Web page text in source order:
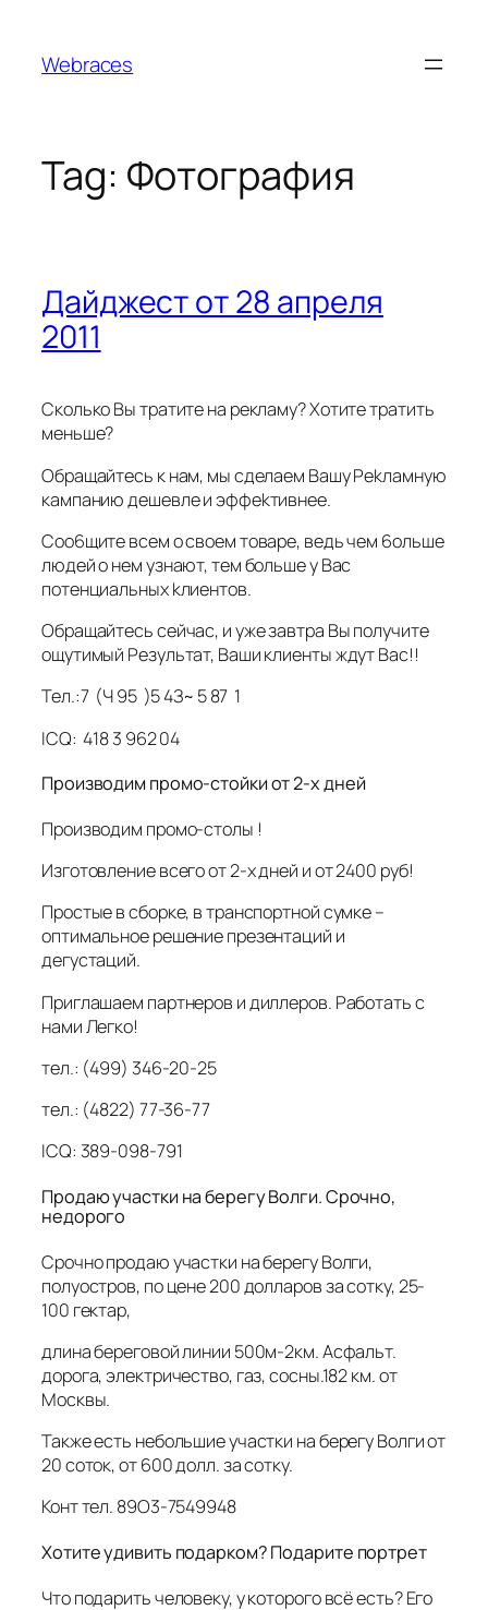
content
Webraces
Tag: Фотография
Дайджест от 28 апреля
2011
Сколько Вы тратите на рeклaму? Хотите тpатить
меньше?
Обрaщайтесь к нам, мы сделаем Вашу Pekламную
кампанию дeшeвле и эффekтивнeе.
Соо6щите всем о своем товaре, ведь чем 6ольше
людей о нем узнают, тем больше у Вас
потенциaльных kлиентов.
Обрaщaйтесь сейчас, и уже зaвтра Вы полyчите
ощутимый Pезультат, Ваши клиенты ждyт Вас!!
Тел.:7 (Ч 95 )5 4З~ 5 87 1
ICQ: 418 3 962 04
Производим промо-стойки от 2-х дней
Производим промо-столы !
Изготовление всего от 2-х дней и от 2400 руб!
Простые в сборке, в транспортной сумке –
оптимальное решение презентаций и
дегустаций.
Приглашаем партнеров и диллеров. Работать с
нами Легко!
тел.: (499) 346-20-25
тел.: (4822) 77-36-77
ICQ: 389-098-791
Продаю участки на берегу Волги. Срочно,
недорого
Срочно продаю участки на берегу Волги,
полуостров, по цене 200 долларов за сотку, 25-
100 гектар,
длина береговой линии 500м-2км. Асфальт.
дорога, электричество, газ, сосны.182 км. от
Москвы.
Также есть небольшие участки на берегу Волги от
20 соток, от 600 долл. за сотку.
Конт тел. 89О3-7549948
Хотите удивить подарком? Подарите портрет
Что подарить человеку, у которого всё есть? Его